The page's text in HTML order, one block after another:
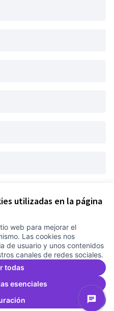
utilizadas en la página
web para mejorar el
Las cookies nos
de usuario y unos contenidos
canales de redes sociales.
todas
esenciales
language